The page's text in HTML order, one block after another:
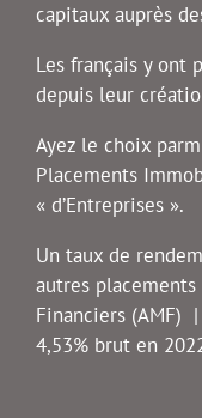
capitaux auprès
Les français y ont
depuis leur
Ayez le choix
Placements
« d’Entreprises ».
Un taux de
autres placements
Financiers (AMF)
4,53% brut en